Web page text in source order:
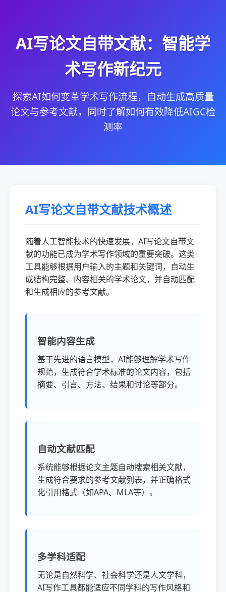
AI写论文自带文献：智能学
术写作新纪元
探索AI如何变革学术写作流程，自动生成高质量
论文与参考文献，同时了解如何有效降低AIGC检
测率
AI写论文自带文献技术概述
随着人工智能技术的快速发展，AI写论文自带文
献的功能已成为学术写作领域的重要突破。这类
工具能够根据用户输入的主题和关键词，自动生
成结构完整、内容相关的学术论文，并自动匹配
和生成相应的参考文献。
智能内容生成
基于先进的语言模型，AI能够理解学术写作
规范，生成符合学术标准的论文内容，包括
摘要、引言、方法、结果和讨论等部分。
自动文献匹配
系统能够根据论文主题自动搜索相关文献，
生成符合要求的参考文献列表，并正确格式
化引用格式（如APA、MLA等）。
多学科适配
无论是自然科学、社会科学还是人文学科，
AI写作工具都能适应不同学科的写作风格和